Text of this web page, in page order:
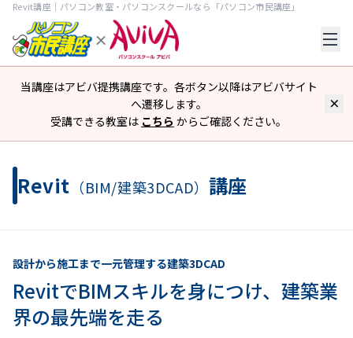
Revit講座｜パソコン教室・パソコンスクールなら「パソコン市民講座」
当講座はアビバ提携講座です。各ボタン以降はアビバサイト
へ遷移します。
受講できる教室は こちら からご確認ください。
Revit （BIM/建築3DCAD） 講座
設計から施工まで一元管理する建築3DCAD
RevitでBIMスキルを身につけ、建築業
界の最先端を走る